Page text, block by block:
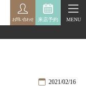
来店予約
お問い合わせ MENU
2021/02/16